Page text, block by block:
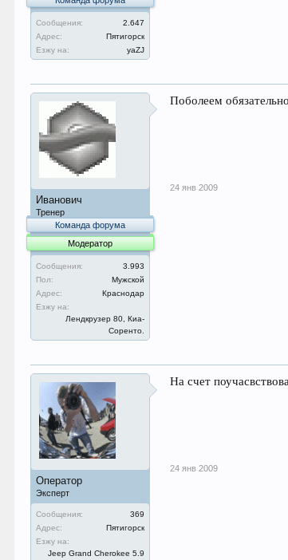
Сообщения:
2.647
Адрес:
Пятигорск
Езжу на:
уаZJ
Иванович
Тренер
Команда форума
Модератор
Сообщения:
3.993
Пол:
Мужской
Адрес:
Краснодар
Езжу на:
Лендкрузер 80, Киа-
Соренто.
Поболеем
24 янв 2009
Оператор
Эксперт
Сообщения:
369
Адрес:
Пятигорск
Езжу на:
Jeep Grand Cherokee 5.9
На счет
24 янв 2009